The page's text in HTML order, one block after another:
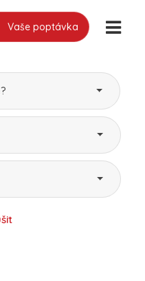
Vaše poptávka